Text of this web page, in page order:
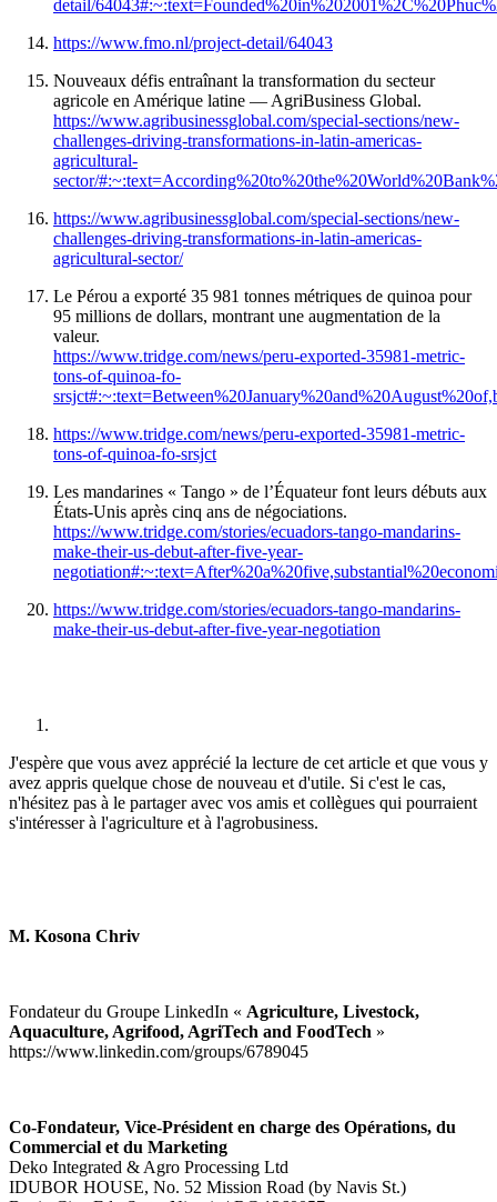
detail/
https://www.fmo.nl/project-detail/64043
Nouveaux défis entraînant la transformation du secteur
agricole en Amérique latine — AgriBusiness Global.
https://www.agribusinessglobal.com/special-sections/new-
challenges-driving-transformations-in-latin-americas-
agricultural-
sector/
https://www.agribusinessglobal.com/special-sections/new-
challenges-driving-transformations-in-latin-americas-
agricultural-sector/
Le Pérou a exporté 35 981 tonnes métriques de quinoa pour
95 millions de dollars, montrant une augmentation de la
valeur.
https://www.tridge.com/news/peru-exported-35981-metric-
tons-of-quinoa-fo-
https://www.tridge.com/news/peru-exported-35981-metric-
tons-of-quinoa-fo-srsjct
Les mandarines « Tango » de l’Équateur font leurs débuts aux
États-Unis après cinq ans de négociations.
https://www.tridge.com/stories/ecuadors-tango-mandarins-
make-their-us-debut-after-five-year-
https://www.tridge.com/stories/ecuadors-tango-mandarins-
make-their-us-debut-after-five-year-negotiation
J'espère que vous avez apprécié la lecture de cet article et que vous y
avez appris quelque chose de nouveau et d'utile. Si c'est le cas,
n'hésitez pas à le partager avec vos amis et collègues qui pourraient
s'intéresser à l'agriculture et à l'agrobusiness.
M. Kosona Chriv
Fondateur du Groupe LinkedIn « Agriculture, Livestock,
Aquaculture, Agrifood, AgriTech and FoodTech »
https://www.linkedin.com/groups/6789045
Co-Fondateur, Vice-Président en charge des Opérations, du
Commercial et du Marketing
Deko Integrated & Agro Processing Ltd
IDUBOR HOUSE, No. 52 Mission Road (by Navis St.)